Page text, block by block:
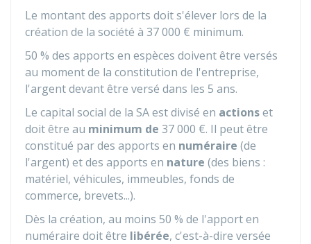
Le montant des apports doit s'élever lors de la
création de la société à 37 000 € minimum.
50 % des apports en espèces doivent être versés
au moment de la constitution de l'entreprise,
l'argent devant être versé dans les 5 ans.
Le capital social de la SA est divisé en actionset
doit être au minimum de 37 000 €. Il peut être
constitué par des apports en numéraire (de
l'argent) et des apports en nature (des biens :
matériel, véhicules, immeubles, fonds de
commerce, brevets...).
Dès la création, au moins 50 % de l'apport en
numéraire doit être libérée, c'est-à-dire versée